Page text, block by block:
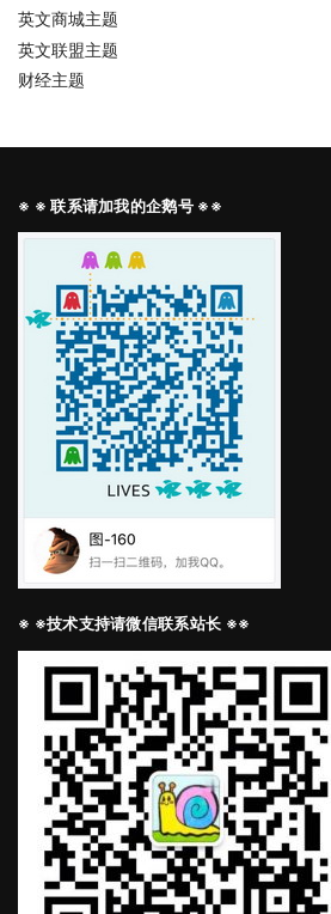
英文商城主题
英文联盟主题
财经主题
※ ※ 联系请加我的企鹅号 ※※
※ ※技术支持请微信联系站长 ※※